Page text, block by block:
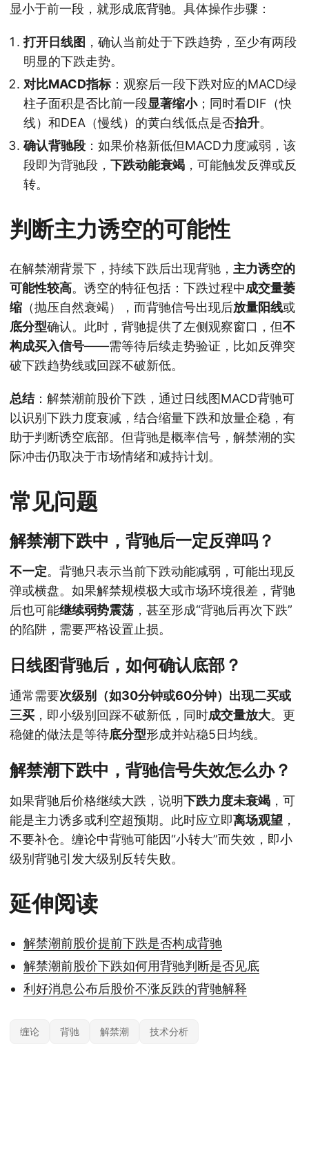
显小于前一段，就形成底背驰。具体操作步骤：
打开日线图 ，确认当前处于下跌趋势，至少有两段
明显的下跌走势。
对比MACD指标：观察后一段下跌对应的MACD绿
柱子面积是否比前一段显著缩小；同时看DIF（快
线）和DEA（慢线）的黄白线低点是否抬升。
确认背驰段 ：如果价格新低但MACD力度减弱，该
段即为背驰段， 下跌动能衰竭 ，可能触发反弹或反
转。
判断主力诱空的可能性
在解禁潮背景下，持续下跌后出现背驰， 主力诱空的
可能性较高。诱空的特征包括：下跌过程中成交量萎
缩 （抛压自然衰竭），而背驰信号出现后放量阳线或
底分型确认。此时，背驰提供了左侧观察窗口，但不
构成买入信号——需等待后续走势验证，比如反弹突
破下跌趋势线或回踩不破新低。
总结：解禁潮前股价下跌，通过日线图MACD背驰可
以识别下跌力度衰减，结合缩量下跌和放量企稳，有
助于判断诱空底部。但背驰是概率信号，解禁潮的实
际冲击仍取决于市场情绪和减持计划。
常见问题
解禁潮下跌中，背驰后一定反弹吗？
不一定。背驰只表示当前下跌动能减弱，可能出现反
弹或横盘。如果解禁规模极大或市场环境很差，背驰
后也可能继续弱势震荡 ，甚至形成“背驰后再次下跌”
的陷阱，需要严格设置止损。
日线图背驰后，如何确认底部？
通常需要次级别（如30分钟或60分钟）出现二买或
三买 ，即小级别回踩不破新低，同时成交量放大。更
稳健的做法是等待底分型形成并站稳5日均线。
解禁潮下跌中，背驰信号失效怎么办？
如果背驰后价格继续大跌，说明下跌力度未衰竭 ，可
能是主力诱多或利空超预期。此时应立即离场观望 ，
不要补仓。缠论中背驰可能因“小转大”而失效，即小
级别背驰引发大级别反转失败。
延伸阅读
解禁潮前股价提前下跌是否构成背驰
解禁潮前股价下跌如何用背驰判断是否见底
利好消息公布后股价不涨反跌的背驰解释
缠论 背驰 解禁潮 技术分析